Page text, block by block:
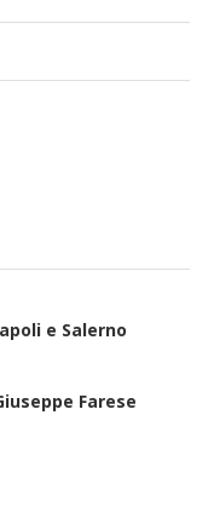
e Salerno
Farese